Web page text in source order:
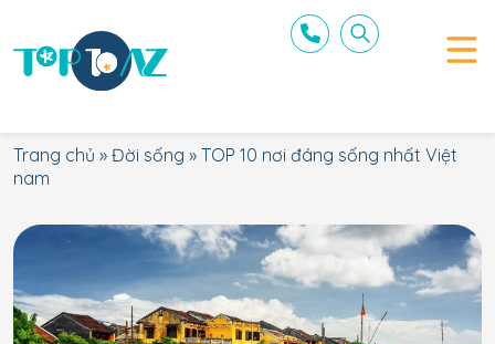
Trang chủ » Đời sống » TOP 10 nơi đáng sống nhất Việt
nam